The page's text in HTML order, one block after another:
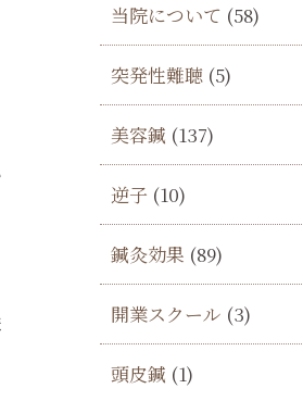
当院について (58)
突発性難聴 (5)
美容鍼 (137)
逆子 (10)
鍼灸効果 (89)
開業スクール (3)
頭皮鍼 (1)